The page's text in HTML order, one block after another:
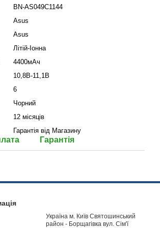
BN-AS049C1144
Asus
Asus
Літій-Іонна
4400мАч
10,8В-11,1В
6
Чорний
12 місяців
Гарантія від Магазину
Гарантія
Україна м. Київ Святошинський
район - Борщагівка вул. Сім'ї